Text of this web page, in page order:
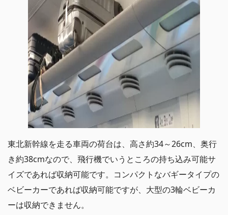
東北新幹線を走る車両の荷台は、高さ約34～26cm、奥行
き約38cmなので、飛行機でいうところの持ち込み可能サ
イズであれば収納可能です。コンパクトなバギータイプの
ベビーカーであれば収納可能ですが、大型の3輪ベビーカ
ーは収納できません。